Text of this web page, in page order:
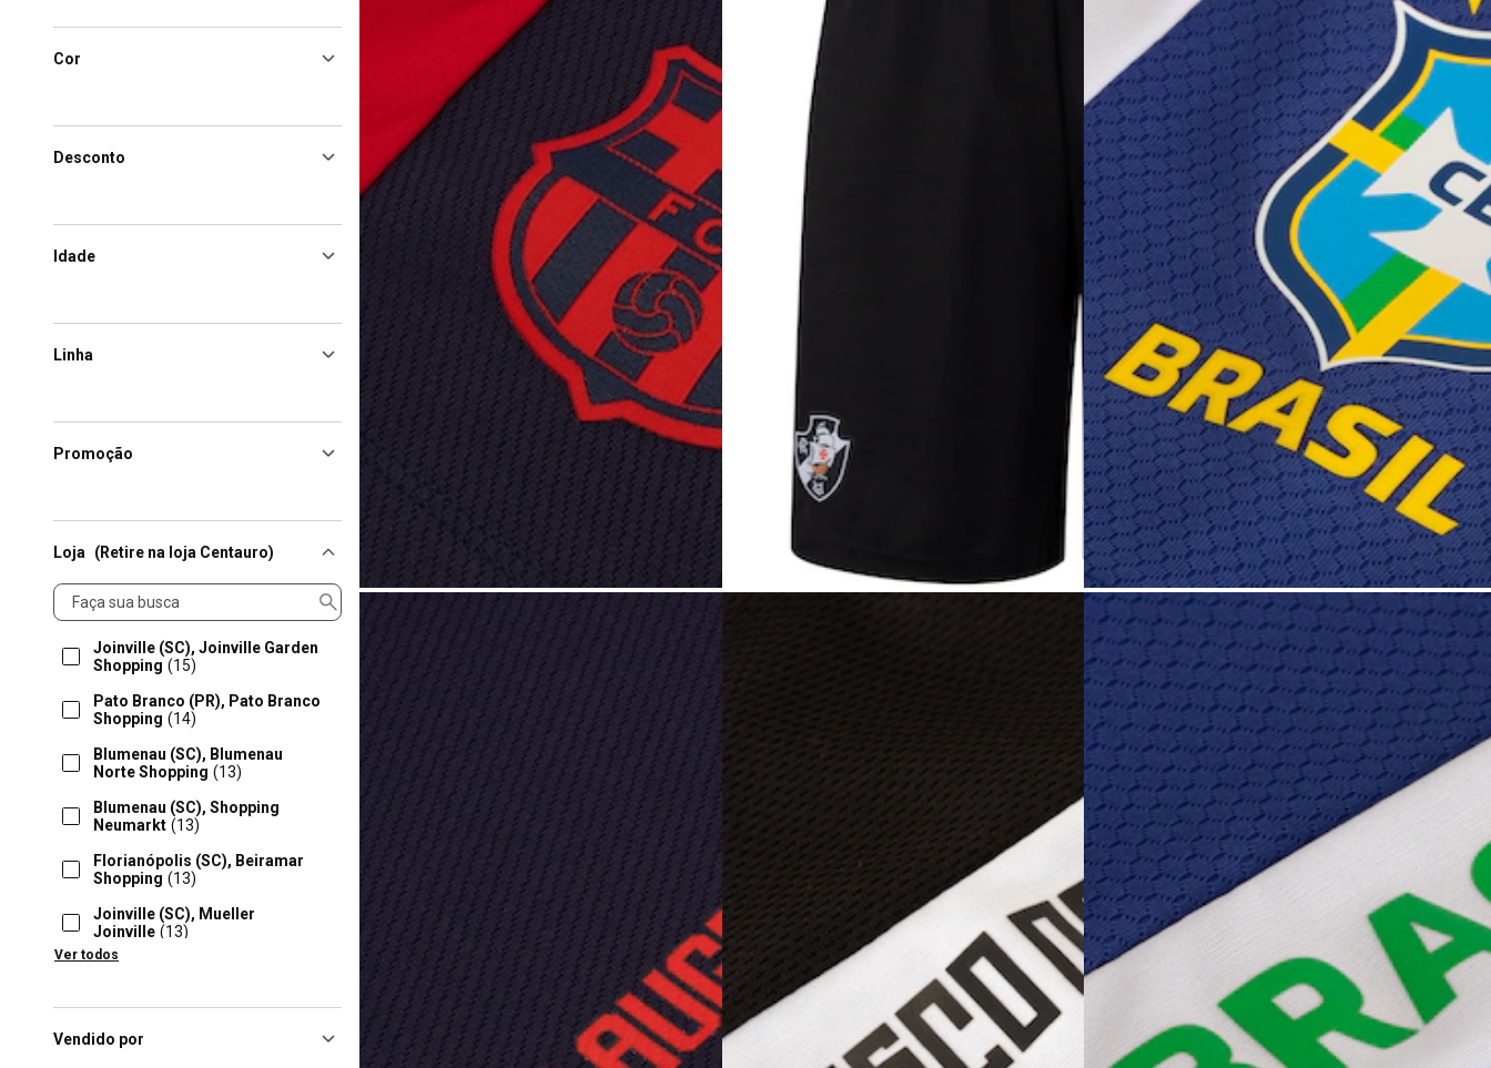
Cor
Desconto
Idade
Linha
Promoção
Loja (Retire na loja Centauro)
Loja
Joinville (SC), Joinville Garden
Shopping (15)
Pato Branco (PR), Pato Branco
Shopping (14)
Blumenau (SC), Blumenau
Norte Shopping (13)
Blumenau (SC), Shopping
Neumarkt (13)
Florianópolis (SC), Beiramar
Shopping (13)
Joinville (SC), Mueller
Joinville (13)
São José (SC), Continente
Shopping
Ver todos
Vendido por